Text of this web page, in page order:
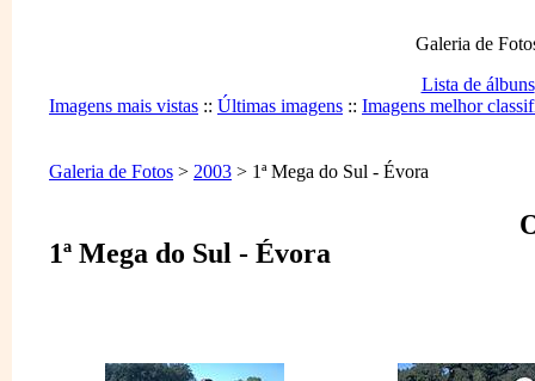
Galeria de
Lista de álbuns
Imagens mais vistas :: Últimas imagens :: Imagens melhor
Galeria de Fotos > 2003 > 1ª Mega do Sul - Évora
1ª Mega do Sul - Évora